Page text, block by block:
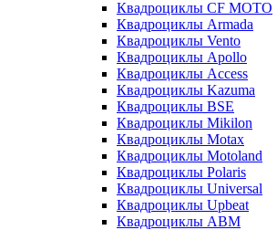
Квадроциклы CF MOTO
Квадроциклы Armada
Квадроциклы Vento
Квадроциклы Apollo
Квадроциклы Access
Квадроциклы Kazuma
Квадроциклы BSE
Квадроциклы Mikilon
Квадроциклы Motax
Квадроциклы Motoland
Квадроциклы Polaris
Квадроциклы Universal
Квадроциклы Upbeat
Квадроциклы ABM